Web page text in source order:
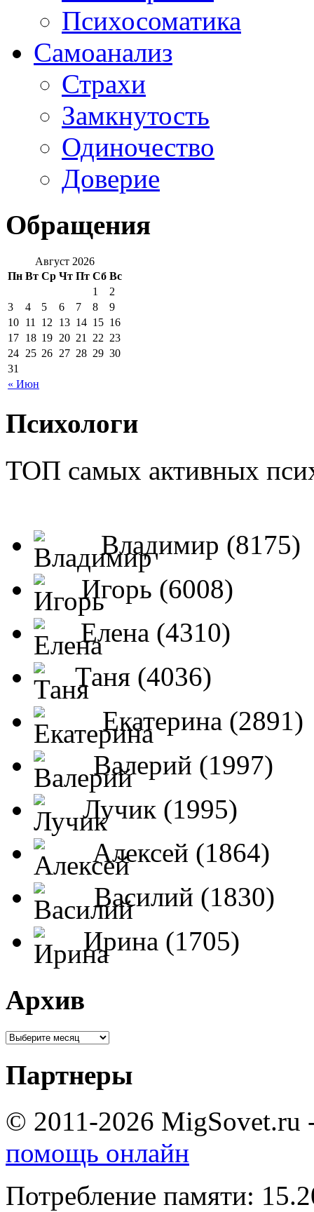
Психосоматика
Самоанализ
Страхи
Замкнутость
Одиночество
Доверие
Обращения
Август 2026
Пн Вт Ср Чт Пт Сб Вс
« Июн
1
2
3
4 5 6 7 8
9
10 11 12 13 14 15 16
17 18 19 20 21 22 23
24 25 26 27 28 29 30
31
Психологи
ТОП самых активных
Владимир (8175)
Игорь (6008)
Елена (4310)
Таня (4036)
Екатерина (2891)
Валерий (1997)
Лучик (1995)
Алексей (1864)
Василий (1830)
Ирина (1705)
Архив
Партнеры
© 2011-2026 MigSovet.ru
помощь онлайн
Потребление памяти: